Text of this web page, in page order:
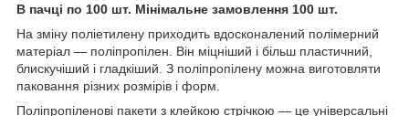
В пачці по 100 шт. Мінімальне замовлення 100 шт.
На зміну поліетилену приходить вдосконалений полімерний
матеріал — поліпропілен. Він міцніший і більш пластичний,
блискучіший і гладкіший. З поліпропілену можна виготовляти
паковання різних розмірів і форм.
Поліпропіленові пакети з клейкою стрічкою — це універсальні